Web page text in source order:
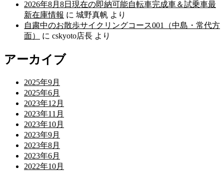
2026年8月8日現在の即納可能自転車完成車＆試乗車最
新在庫情報 に 城野真帆 より
自粛中のお散歩サイクリングコース001（中島・常代方
面）
に cskyoto店長 より
アーカイブ
2025年9月
2025年6月
2023年12月
2023年11月
2023年10月
2023年9月
2023年8月
2023年6月
2022年10月